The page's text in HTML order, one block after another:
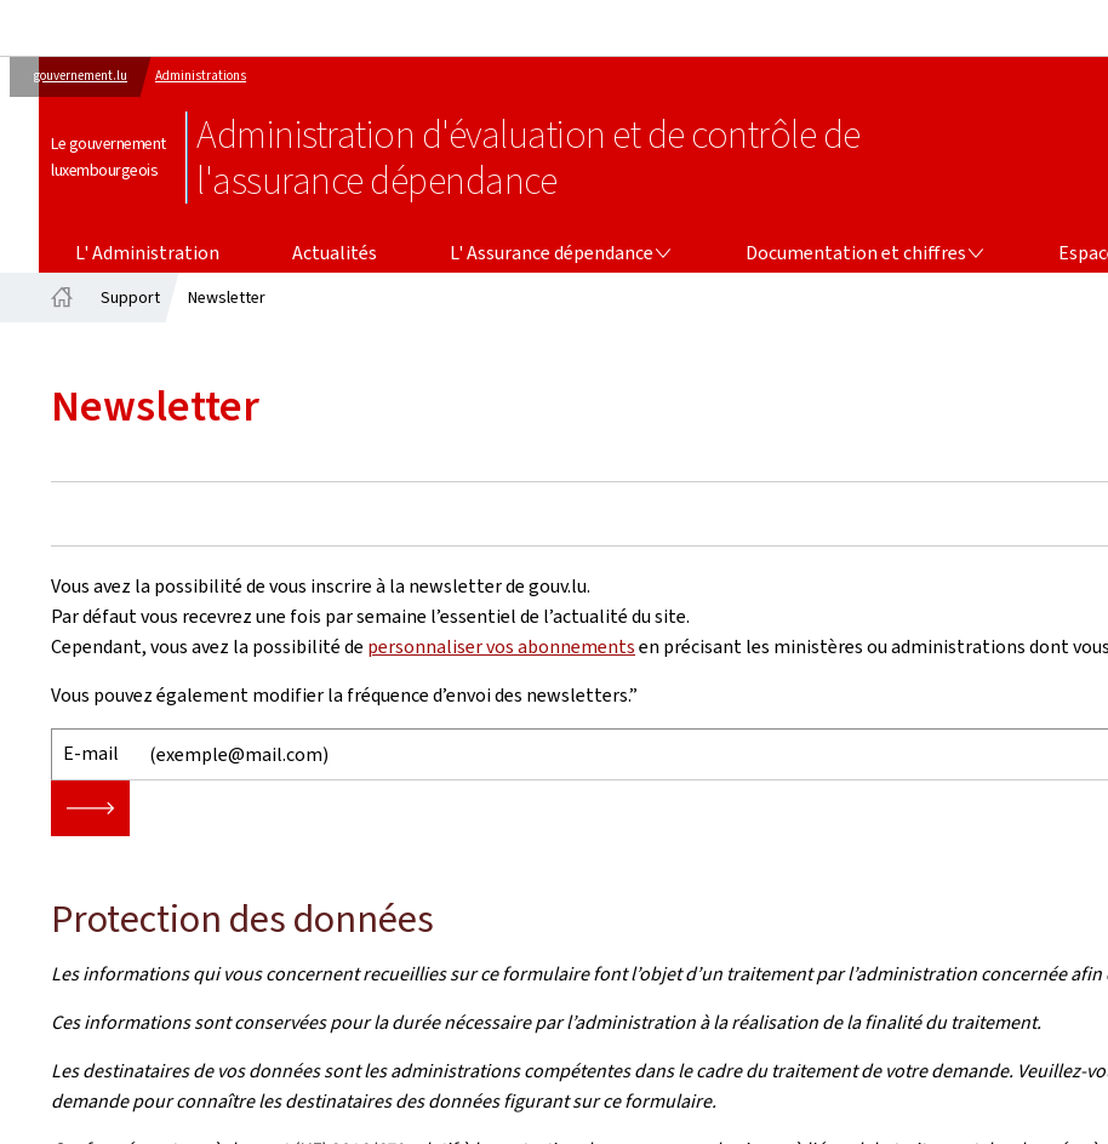
gouvernement.lu Administrations
Le gouvernement
luxembourgeois
Administration d'évaluation et de contrôle de
l'assurance dépendance
L' Administration Actualités L' Assurance dépendance Documentation et chiffres
Support Newsletter
Newsletter
Vous avez la possibilité de vous inscrire à la newsletter de gouv.lu.
Par défaut vous recevrez une fois par semaine l’essentiel de l’actualité du site.
Cependant, vous avez la possibilité de personnaliser vos abonnementsen précisant les ministères ou administrations dont
Vous pouvez également modifier la fréquence d’envoi des newsletters.”
E-mail
🡒
Protection des données
Les informations qui vous concernent recueillies sur ce formulaire font l’objet d’un traitement par l’administration concernée
Ces informations sont conservées pour la durée nécessaire par l’administration à la réalisation de la finalité du traitement.
Les destinataires de vos données sont les administrations compétentes dans le cadre du traitement de votre demande. Veuillez-
demande pour connaître les destinataires des données figurant sur ce formulaire.